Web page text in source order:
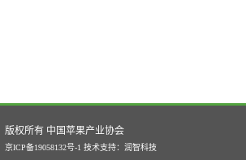
版权所有 中国苹果产业协会
京ICP备19058132号-1 技术支持： 润智科技